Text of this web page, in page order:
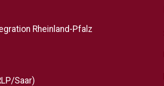
Rheinland-Pfalz
Saar)